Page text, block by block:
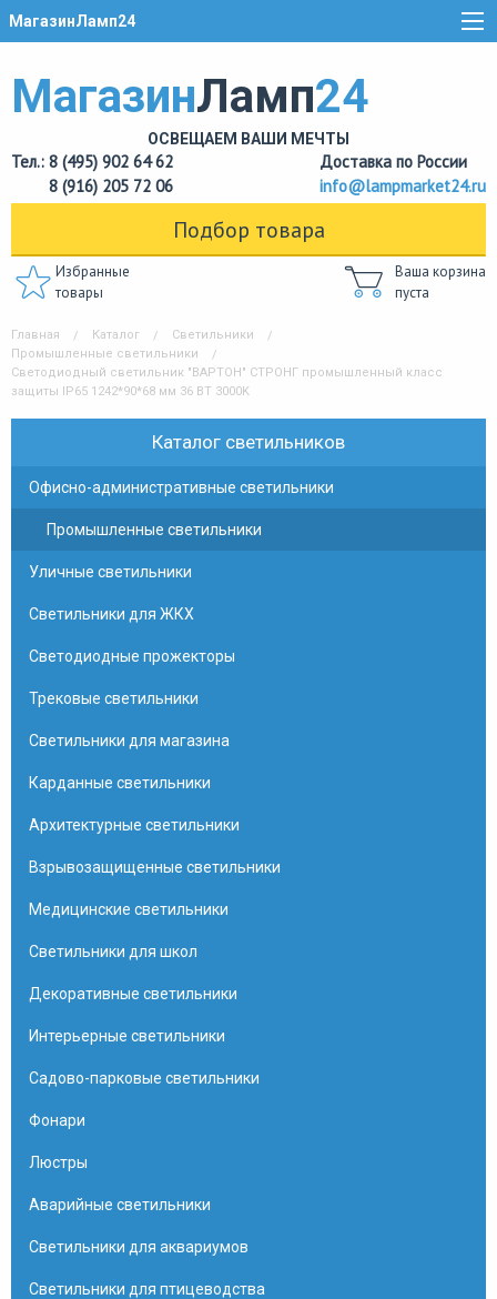
МагазинЛамп24
МагазинЛамп24
ОСВЕЩАЕМ ВАШИ МЕЧТЫ
Тел.: 8 (495) 902 64 62
8 (916) 205 72 06
Доставка по России
info@lampmarket24.ru
Подбор товара
Избранные
товары
Ваша корзина
пуста
Главная Каталог
Светильники
Промышленные светильники
Светодиодный светильник "ВАРТОН" СТРОНГ промышленный класс
защиты IP65 1242*90*68 мм 36 ВТ 3000K
Каталог светильников
Офисно-административные светильники
Промышленные светильники
Уличные светильники
Светильники для ЖКХ
Светодиодные прожекторы
Трековые светильники
Светильники для магазина
Карданные светильники
Архитектурные светильники
Взрывозащищенные светильники
Медицинские светильники
Светильники для школ
Декоративные светильники
Интерьерные светильники
Садово-парковые светильники
Фонари
Люстры
Аварийные светильники
Светильники для аквариумов
Светильники для птицеводства